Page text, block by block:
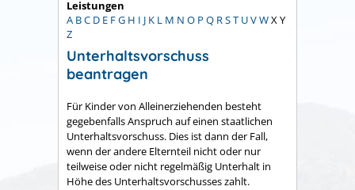
Leistungen
A BC D E FG H I J K L M N O P Q RST UVWX Y
Z
Unterhaltsvorschuss
beantragen
Für Kinder von Alleinerziehenden besteht
gegebenfalls Anspruch auf einen staatlichen
Unterhaltsvorschuss. Dies ist dann der Fall,
wenn der andere Elternteil nicht oder nur
teilweise oder nicht regelmäßig Unterhalt in
Höhe des Unterhaltsvorschusses zahlt.